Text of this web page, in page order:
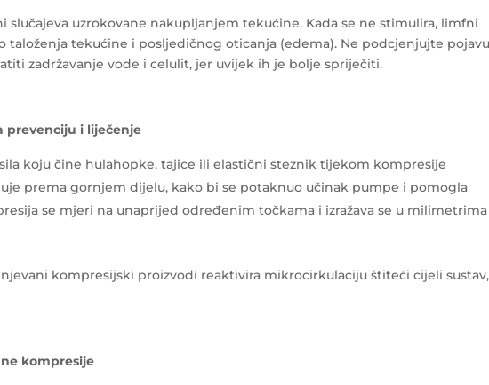
slučajeva uzrokovane nakupljanjem tekućine. Kada se ne stimulira, limfni
taloženja tekućine i posljedičnog oticanja (edema). Ne podcjenjujte pojavu
zadržavanje vode i celulit, jer uvijek ih je bolje spriječiti.
prevenciju i liječenje
koju čine hulahopke, tajice ili elastični steznik tijekom kompresije
prema gornjem dijelu, kako bi se potaknuo učinak pumpe i pomogla
se mjeri na unaprijed određenim točkama i izražava se u milimetrima
kompresijski proizvodi reaktivira mikrocirkulaciju štiteći cijeli sustav,
kompresije